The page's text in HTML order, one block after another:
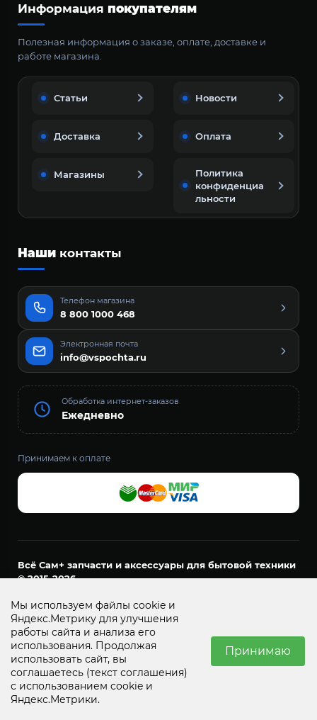
⌂ ♡
Информация покупателям
Полезная информация о заказе, оплате, доставке и
работе магазина.
Статьи Новости
Доставка Оплата
Магазины
Политика
конфиденциа
льности
Наши контакты
Телефон магазина
8 800 1000 468
Электронная почта
info@vspochta.ru
Обработка интернет-заказов
Ежедневно
Принимаем к оплате
Всё Сам+ запчасти и аксессуары для бытовой техники
© 2015-2026
ОГРН 1157456021161
ИНН 7452127894
г. Челябинск, пр. Ленина, д. 24, офис 53
Мы используем файлы cookie и
Яндекс.Метрику для улучшения
работы сайта и анализа его
использования. Продолжая
использовать сайт, вы
соглашаетесь (текст соглашения)
с использованием cookie и
Яндекс.Метрики.
Принимаю